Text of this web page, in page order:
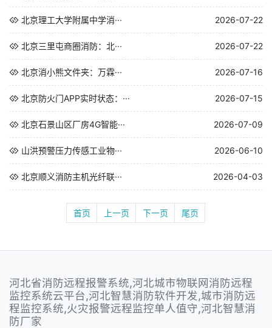
北京理工大学附属中学消··· 2026-07-22
北京三里屯商圈消防：北··· 2026-07-22
北京消小熊文件夹：万霖··· 2026-07-16
北京防火门APP实时状态：··· 2026-07-15
北京石景山区厂房4G智能··· 2026-07-09
山洪预警压力传感工业物··· 2026-06-10
北京顺义消防主机光纤联··· 2026-04-03
首页 上一页 下一页 尾页
河北省消防远程报警系统,河北城市物联网消防远程
监控系统云平台,河北智慧消防软件开发,城市消防远
程监控系统,火灾报警远程监控单人值守,河北智慧消
防厂家